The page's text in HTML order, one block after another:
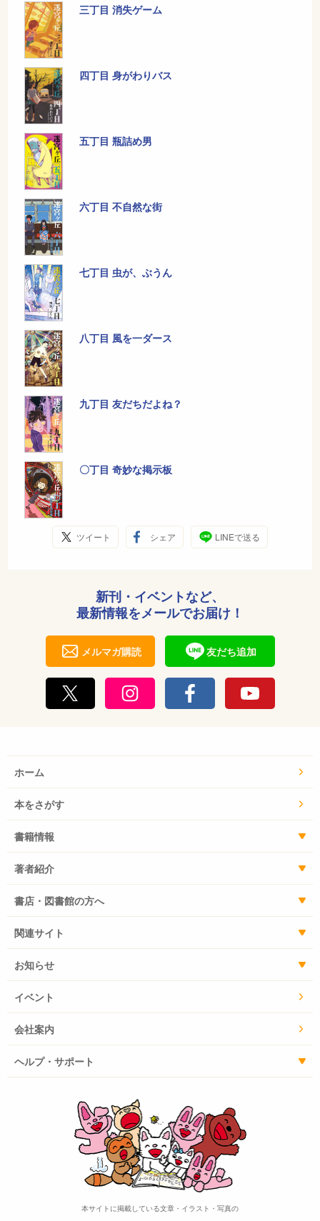
三丁目 消失ゲーム
四丁目 身がわりバス
五丁目 瓶詰め男
六丁目 不自然な街
七丁目 虫が、ぶうん
八丁目 風を一ダース
九丁目 友だちだよね？
〇丁目 奇妙な掲示板
ツイート シェア LINEで送る
新刊・イベントなど、
最新情報をメールでお届け！
メルマガ購読 友だち追加
ホーム
本をさがす
書籍情報
著者紹介
書店・図書館の方へ
関連サイト
お知らせ
イベント
会社案内
ヘルプ・サポート
本サイトに掲載している文章・イラスト・写真の